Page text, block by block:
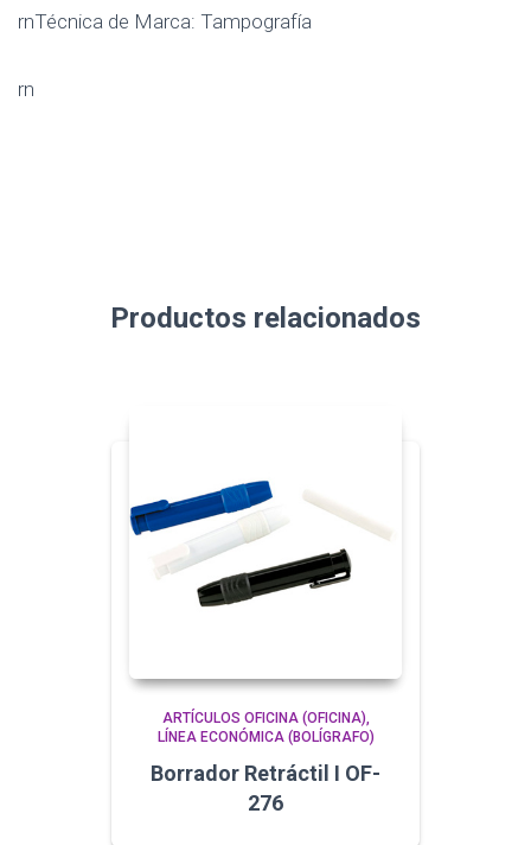
rnTécnica de Marca: Tampografía
rn
Productos relacionados
ARTÍCULOS OFICINA (OFICINA)
LÍNEA ECONÓMICA (BOLÍGRAFO)
Borrador Retráctil I OF-
276